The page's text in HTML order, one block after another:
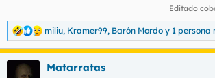
Editado
R
e
a
miliu, Kramer99, Barón Mordo y 1 persona
Matarratas